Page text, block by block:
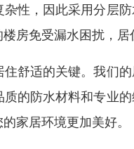
性，因此采用分层
房免受漏水困扰，居
舒适的关键。我们
的防水材料和专业
家居环境更加美好。